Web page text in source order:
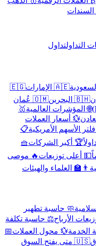
التداولتداول
🇦🇪 الإمارات
🇪🇬
🇧🇭 البحرين
🇴🇲 عُمان
🌐 المؤشرات العالمية🥇
💱 أسعار العملات
الأسهم الأمريكية📋
🏆 أكبر الشركات🧺
💵 أعلى توزيعات🔥 موصى
👨‍🏫 العلماء والهيئات
🧼 حاسبة تطهير
الأرباح⚖️ حاسبة تكلفة
الخدمة💱 محول العملات📅
🇺🇸 متى يفتح السوق